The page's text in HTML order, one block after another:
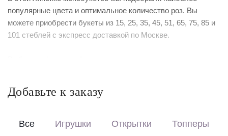
популярные цвета и оптимальное количество роз. Вы
можете приобрести букеты из 15, 25, 35, 45, 51, 65, 75, 85 и
101 стеблей с экспресс доставкой по Москве.
пути.
для вазы (поставляется без коробки и аквабокса).
Добавьте к заказу
Все Игрушки Открытки Топперы